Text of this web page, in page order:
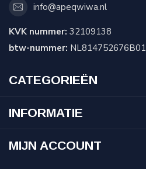
info@apeqwiwa.nl
KVK nummer: 32109138
btw-nummer: NL814752676B01
CATEGORIEËN
INFORMATIE
MIJN ACCOUNT